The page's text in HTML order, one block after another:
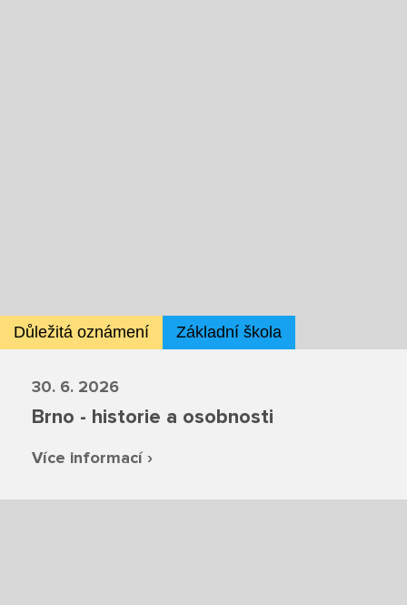
Nabídka akcí pro studenty
Důležitá oznámení Základní škola
30. 6. 2026
Brno - historie a osobnosti
Více informací ›